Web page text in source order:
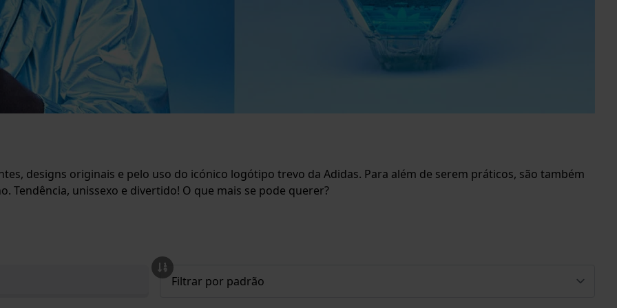
designs originais e pelo uso do icónico logótipo trevo da Adidas. Para além de serem práticos, são também
Tendência, unissexo e divertido! O que mais se pode querer?